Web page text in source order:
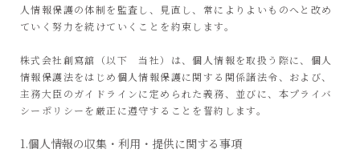
人情報保護の体制を監査し、見直し、常によりよいものへと改め
ていく努力を続けていくことを約束します。
株式会社創寫舘（以下 当社）は、個人情報を取扱う際に、個人
情報保護法をはじめ個人情報保護に関する関係諸法令、および、
主務大臣のガイドラインに定められた義務、並びに、本プライバ
シーポリシーを厳正に遵守することを誓約します。
1.個人情報の収集・利用・提供に関する事項